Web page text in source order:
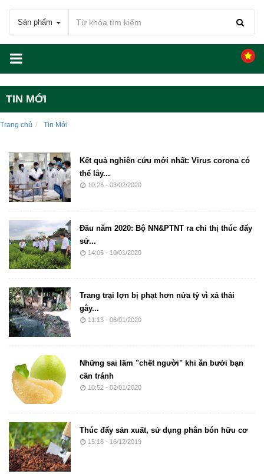
Sản phẩm
TIN MỚI
Trang chủ Tin Mới
Kết quả nghiên cứu mới nhất: Virus corona có
thể lây...
10:26 - 03/02/2020
Đầu năm 2020: Bộ NN&PTNT ra chỉ thị thúc đẩy
sử...
14:06 - 10/01/2020
Trang trại lợn bị phạt hơn nửa tỷ vì xả thải
gây...
11:13 - 06/01/2020
Những sai lầm "chết người" khi ăn bưởi bạn
cần tránh
10:52 - 02/01/2020
Thúc đẩy sản xuất, sử dụng phân bón hữu cơ
15:18 - 16/12/2019